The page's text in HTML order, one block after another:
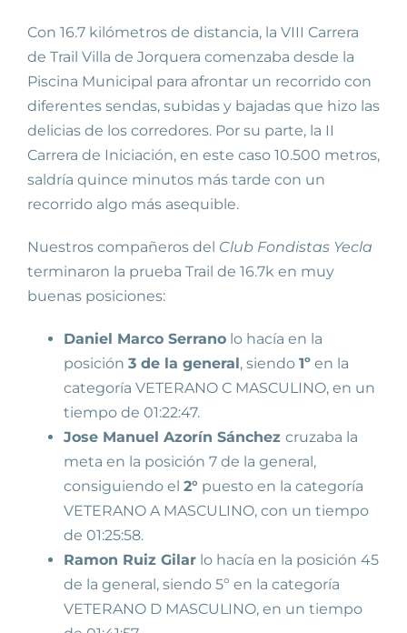
Con 16.7 kilómetros de distancia, la VIII Carrera
de Trail Villa de Jorquera comenzaba desde la
Piscina Municipal para afrontar un recorrido con
diferentes sendas, subidas y bajadas que hizo las
delicias de los corredores. Por su parte, la II
Carrera de Iniciación, en este caso 10.500 metros,
saldría quince minutos más tarde con un
recorrido algo más asequible.
Nuestros compañeros del Club Fondistas Yecla
terminaron la prueba Trail de 16.7k en muy
buenas posiciones:
Daniel Marco Serrano lo hacía en la
posición 3 de la general, siendo 1º en la
categoría VETERANO C MASCULINO, en un
tiempo de 01:22:47.
Jose Manuel Azorín Sánchez cruzaba la
meta en la posición 7 de la general,
consiguiendo el 2° puesto en la categoría
VETERANO A MASCULINO, con un tiempo
de 01:25:58.
Ramon Ruiz Gilar lo hacía en la posición 45
de la general, siendo 5º en la categoría
VETERANO D MASCULINO, en un tiempo